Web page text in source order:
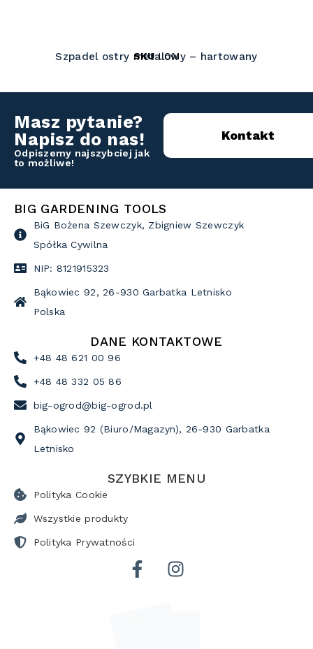
Szpadel ostry metalowy – hartowany
SKULOM
Masz pytanie?
Napisz do nas!
Odpiszemy najszybciej jak
to możliwe!
Kontakt
BIG GARDENING TOOLS
BiG Bożena Szewczyk, Zbigniew Szewczyk
Spółka Cywilna
NIP: 8121915323
Bąkowiec 92, 26-930 Garbatka Letnisko
Polska
DANE KONTAKTOWE
+48 48 621 00 96
+48 48 332 05 86
big-ogrod@big-ogrod.pl
Bąkowiec 92 (Biuro/Magazyn), 26-930 Garbatka
Letnisko
SZYBKIE MENU
Polityka Cookie
Wszystkie produkty
Polityka Prywatności